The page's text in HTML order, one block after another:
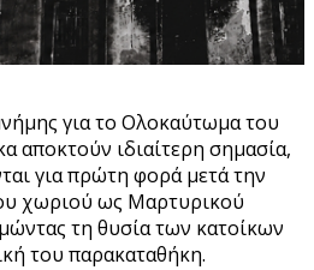
για το Ολοκαύτωμα του
αποκτούν ιδιαίτερη σημασία,
για πρώτη φορά μετά την
χωριού ως Μαρτυρικού
τη θυσία των κατοίκων
του παρακαταθήκη.